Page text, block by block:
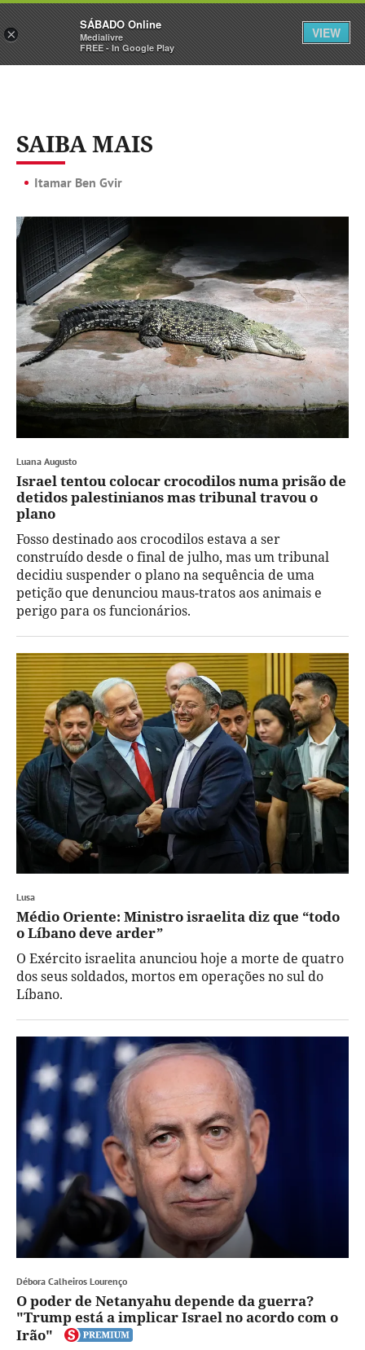
Sábado Assine Iniciar Sessão
SAIBA MAIS
Itamar Ben Gvir
Luana Augusto
Israel tentou colocar crocodilos numa prisão de
detidos palestinianos mas tribunal travou o
plano
Fosso destinado aos crocodilos estava a ser
construído desde o final de julho, mas um tribunal
decidiu suspender o plano na sequência de uma
petição que denunciou maus-tratos aos animais e
perigo para os funcionários.
Lusa
Médio Oriente: Ministro israelita diz que “todo
o Líbano deve arder”
O Exército israelita anunciou hoje a morte de quatro
dos seus soldados, mortos em operações no sul do
Líbano.
Débora Calheiros Lourenço
O poder de Netanyahu depende da guerra?
"Trump está a implicar Israel no acordo com o
Irão"
×
SÁBADO Online
Medialivre
FREE - In Google Play
VIEW